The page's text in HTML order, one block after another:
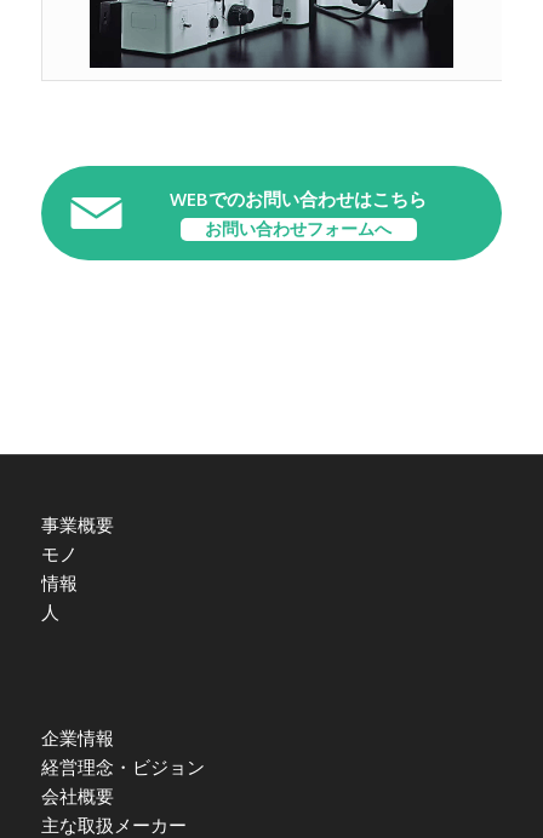
WEBでのお問い合わせはこちら
お問い合わせフォームへ
事業概要
モノ
情報
人
企業情報
経営理念・ビジョン
会社概要
主な取扱メーカー